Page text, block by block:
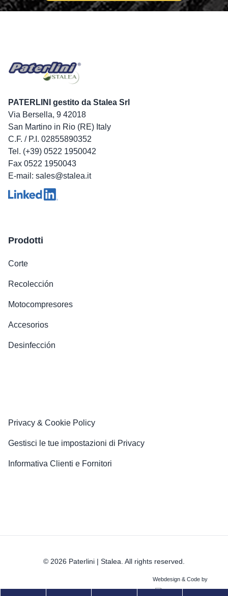
PATERLINI gestito da Stalea Srl
Via Bersella, 9 42018
San Martino in Rio (RE) Italy
C.F. / P.I. 02855890352
Tel. (+39) 0522 1950042
Fax 0522 1950043
E-mail: sales@stalea.it
Prodotti
Corte
Recolección
Motocompresores
Accesorios
Desinfección
Privacy & Cookie Policy
Gestisci le tue impostazioni di Privacy
Informativa Clienti e Fornitori
© 2026 Paterlini | Stalea. All rights reserved.
Webdesign & Code by